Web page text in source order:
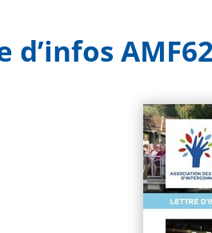
d’infos